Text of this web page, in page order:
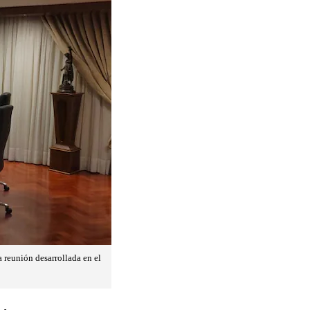
reunión desarrollada en el